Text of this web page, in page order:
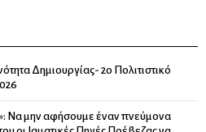
Δημιουργίας- 2ο Πολιτιστικό
Να μην αφήσουμε έναν πνεύμονα